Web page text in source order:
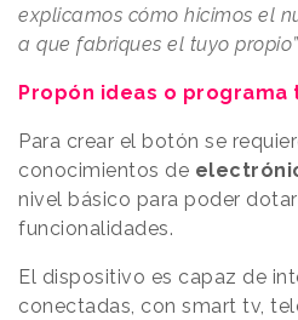
explicamos cómo hicimos el
a que fabriques el tuyo propio”
Propón ideas o
Para crear el botón se
conocimientos de
nivel básico para poder
funcionalidades.
El dispositivo es capaz de
conectadas, con smart tv,